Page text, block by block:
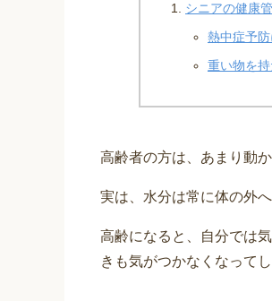
シニアの健康
熱中症予防
重い物を
高齢者の方は、あまり動
実は、水分は常に体の外
高齢になると、自分では
きも気がつかなくなって